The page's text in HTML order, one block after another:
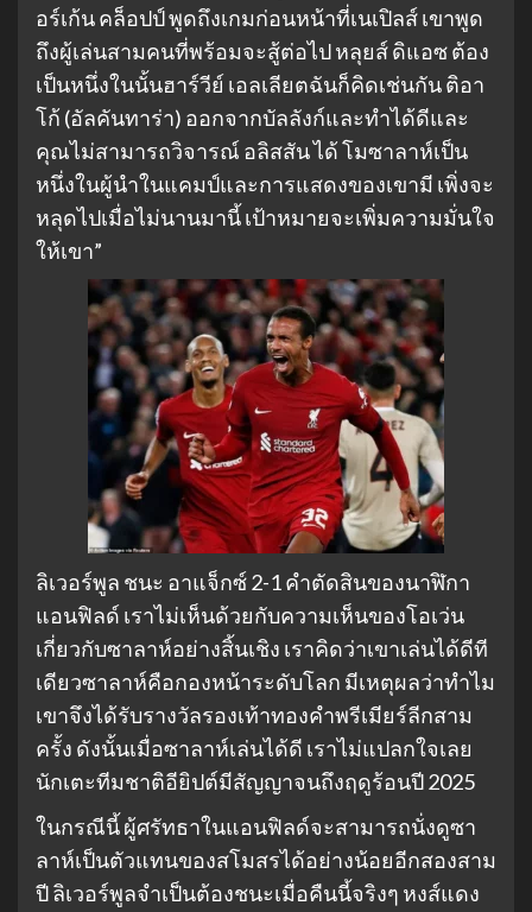
อร์เก้น คล็อปป์ พูดถึงเกมก่อนหน้าที่เนเปิลส์ เขาพูด
ถึงผู้เล่นสามคนที่พร้อมจะสู้ต่อไป หลุยส์ ดิแอซ ต้อง
เป็นหนึ่งในนั้นฮาร์วีย์ เอลเลียตฉันก็คิดเช่นกัน ติอา
โก้ (อัลคันทาร่า) ออกจากบัลลังก์และทำได้ดีและ
คุณไม่สามารถวิจารณ์ อลิสสัน ได้ โมซาลาห์เป็น
หนึ่งในผู้นำในแคมป์และการแสดงของเขามี เพิ่งจะ
หลุดไปเมื่อไม่นานมานี้ เป้าหมายจะเพิ่มความมั่นใจ
ให้เขา”
ลิเวอร์พูล ชนะ อาแจ็กซ์ 2-1 คำตัดสินของนาฬิกา
แอนฟิลด์ เราไม่เห็นด้วยกับความเห็นของโอเว่น
เกี่ยวกับซาลาห์อย่างสิ้นเชิง เราคิดว่าเขาเล่นได้ดีที
เดียวซาลาห์คือกองหน้าระดับโลก มีเหตุผลว่าทำไม
เขาจึงได้รับรางวัลรองเท้าทองคำพรีเมียร์ลีกสาม
ครั้ง ดังนั้นเมื่อซาลาห์เล่นได้ดี เราไม่แปลกใจเลย
นักเตะทีมชาติอียิปต์มีสัญญาจนถึงฤดูร้อนปี 2025
ในกรณีนี้ ผู้ศรัทธาในแอนฟิลด์จะสามารถนั่งดูซา
ลาห์เป็นตัวแทนของสโมสรได้อย่างน้อยอีกสองสาม
ปี ลิเวอร์พูลจำเป็นต้องชนะเมื่อคืนนี้จริงๆ หงส์แดง